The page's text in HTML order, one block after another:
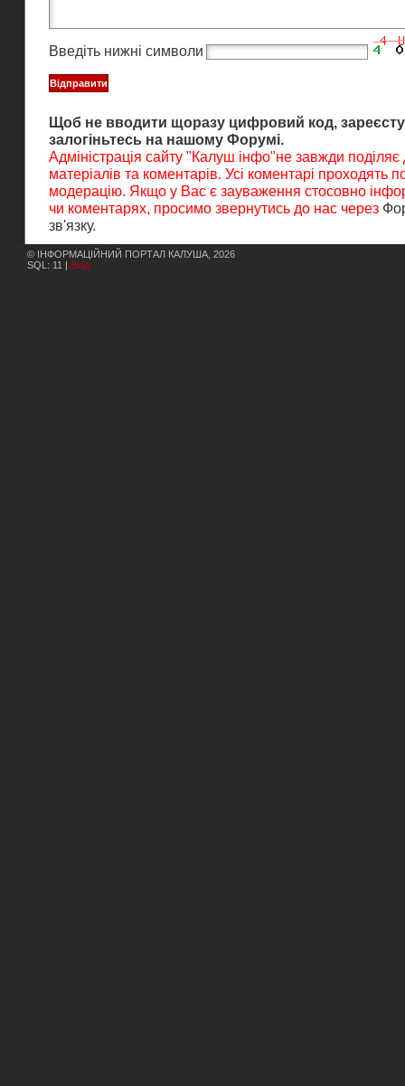
Введіть нижні символи
Щоб не вводити щоразу цифровий код,
залогіньтесь на нашому Форумі.
Адміністрація сайту "Калуш інфо"не завжди поділяє
матеріалів та коментарів. Усі коментарі проходять
модерацію. Якщо у Вас є зауваження стосовно
чи коментарях, просимо звернутись до нас через
зв'язку.
© ІНФОРМАЦІЙНИЙ ПОРТАЛ КАЛУША, 2026
SQL: 11 |
Вхід